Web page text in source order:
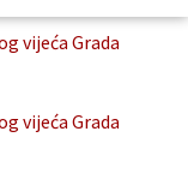
vijeća Grada
vijeća Grada